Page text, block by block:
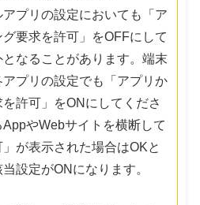
プリの設定においても「ア
要求を許可」をOFFにして
なることがあります。端末
プリの設定でも「アプリか
許可」をONにしてくださ
やWebサイトを横断して
が表示された場合はOKと
設定がONになります。